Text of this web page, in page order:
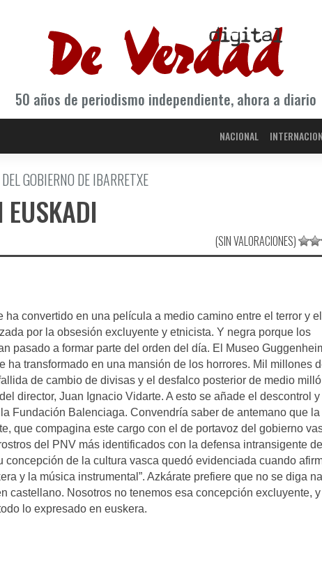
50 años de periodismo independiente, ahora a diario
NACIONAL
GOBIERNO DE IBARRETXE
EUSKADI
(SIN VALORACIONES)
convertido en una película a medio camino entre el terror y el
por la obsesión excluyente y etnicista. Y negra porque los
pasado a formar parte del orden del día. El Museo
ha transformado en una mansión de los horrores. Mil millones
de cambio de divisas y el desfalco posterior de medio
director, Juan Ignacio Vidarte. A esto se añade el descontrol y
Fundación Balenciaga. Convendría saber de antemano que la
que compagina este cargo con el de portavoz del gobierno
del PNV más identificados con la defensa intransigente
concepción de la cultura vasca quedó evidenciada cuando
y la música instrumental”. Azkárate prefiere que no se diga
castellano. Nosotros no tenemos esa concepción excluyente, y
lo expresado en euskera.